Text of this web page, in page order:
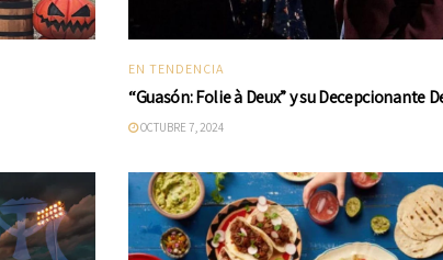
EN TENDENCIA
“Guasón: Folie à Deux” y su Decepcionante
OCTUBRE 7, 2024